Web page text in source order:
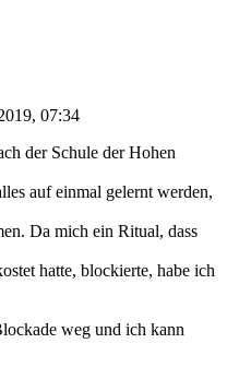
07:34
der Schule der Hohen
auf einmal gelernt werden,
Da mich ein Ritual, dass
hatte, blockierte, habe ich
weg und ich kann